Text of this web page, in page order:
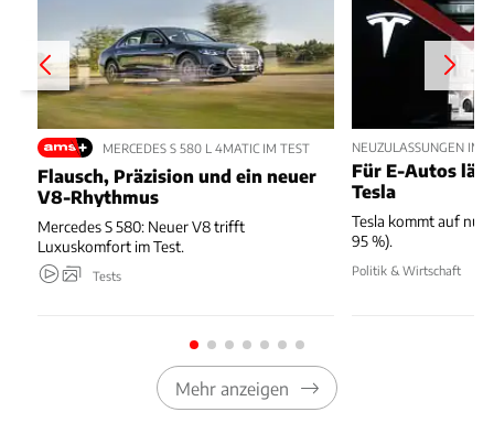
MERCEDES S 580 L 4MATIC IM TEST
Flausch, Präzision und ein neuer
V8-Rhythmus
Mercedes S 580: Neuer V8 trifft
Luxuskomfort im Test.
Tests
NEUZULASSUNGEN IM
Für E-Autos
Tesla
Tesla kommt auf nur
95 %).
Politik & Wirtschaft
Mehr anzeigen